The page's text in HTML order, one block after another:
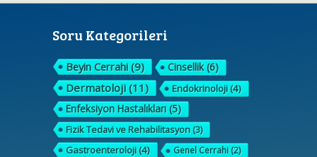
Soru Kategorileri
Beyin Cerrahi(9) Cinsellik(6)
Dermatoloji(11) Endokrinoloji(4)
Enfeksiyon Hastalıkları(5)
Fizik Tedavi ve Rehabilitasyon(3)
Gastroenteroloji(4) Genel Cerrahi(2)